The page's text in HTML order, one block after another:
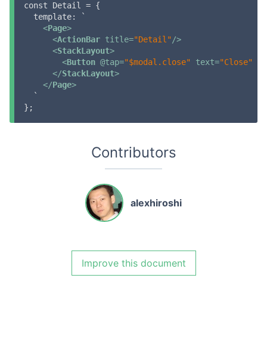
const Detail = {
  template: `
<Page>
<ActionBar title="Detail" />
<StackLayout>
<Button @tap="$modal.close" text="Close"
</StackLayout>
</Page>
  `
};
Contributors
alexhiroshi
Improve this document